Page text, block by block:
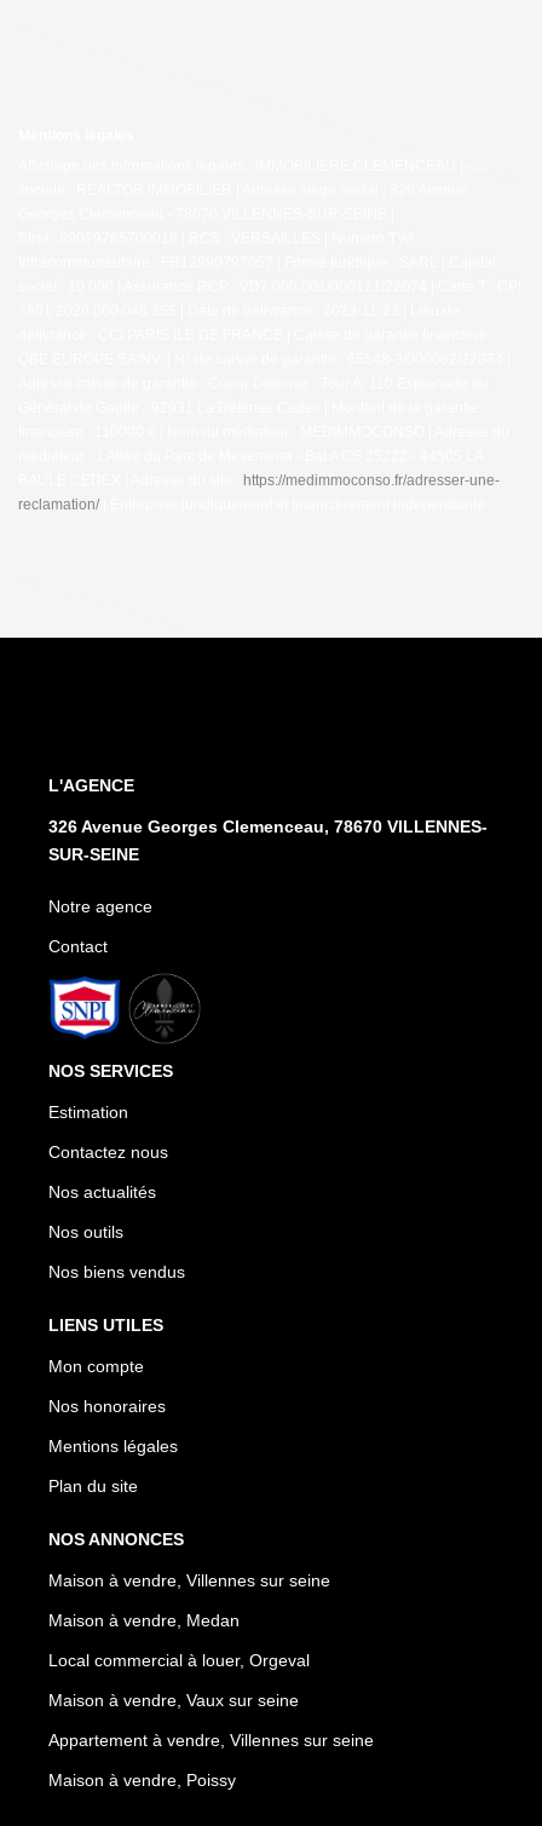
https://medimmoconso.fr/adresser-une-
reclamation/
L'AGENCE
326 Avenue Georges Clemenceau, 78670 VILLENNES-
SUR-SEINE
Notre agence
Contact
NOS SERVICES
Estimation
Contactez nous
Nos actualités
Nos outils
Nos biens vendus
LIENS UTILES
Mon compte
Nos honoraires
Mentions légales
Plan du site
NOS ANNONCES
Maison à vendre, Villennes sur seine
Maison à vendre, Medan
Local commercial à louer, Orgeval
Maison à vendre, Vaux sur seine
Appartement à vendre, Villennes sur seine
Maison à vendre, Poissy